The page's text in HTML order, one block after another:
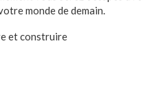
monde de demain.
et construire